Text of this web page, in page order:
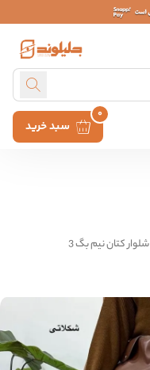
سبد خرید
0
شلوار کتان نیم بگ 3